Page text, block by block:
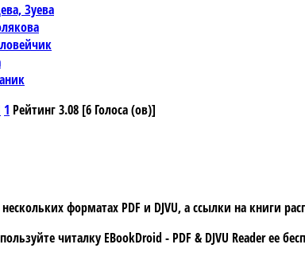
Зуева
1 Рейтинг 3.08 [6 Голоса (ов)]
форматах PDF и DJVU, а ссылки на книги
читалку EBookDroid - PDF & DJVU Readerее